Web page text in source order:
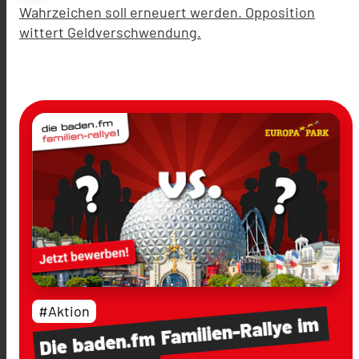
Wahrzeichen soll erneuert werden. Opposition
wittert Geldverschwendung.
Diebaden.fmFamilien-Rallyeim
#Aktion